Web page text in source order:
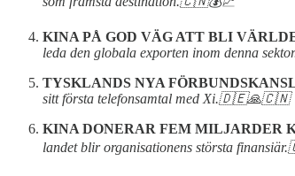
KINA PÅ GOD VÄG ATT BLI
leda den globala exporten inom denna
TYSKLANDS NYA
sitt första telefonsamtal med Xi.🇩🇪🙏🇨🇳
KINA DONERAR FEM MILJARDER
landet blir organisationens största